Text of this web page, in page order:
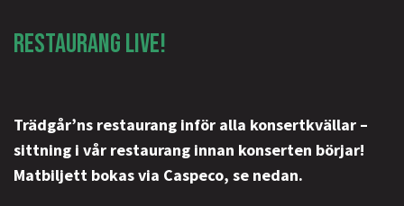
RESTAURANG LIVE!
Trädgår’ns restaurang inför alla konsertkvällar –
sittning i vår restaurang innan konserten börjar!
Matbiljett bokas via Caspeco, se nedan.